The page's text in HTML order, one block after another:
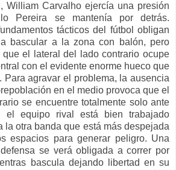
William Carvalho ejercía una presión
Pereira se mantenía por detrás.
tácticos del fútbol obligan
bascular a la zona con balón, pero
el lateral del lado contrario ocupe
con el evidente enorme hueco que
Para agravar el problema, la ausencia
en el medio provoca que el
se encuentre totalmente solo ante
el equipo rival está bien trabajado
la otra banda que está más despejada
espacios para generar peligro. Una
se verá obligada a correr por
bascula dejando libertad en su